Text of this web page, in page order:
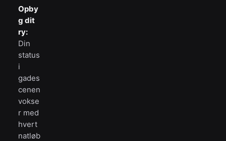
Opby
g dit
ry:
Din
status
i
gades
cenen
vokse
r med
hvert
natløb